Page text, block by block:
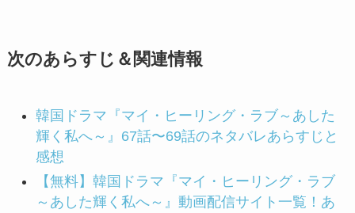
次のあらすじ＆関連情報
韓国ドラマ『マイ・ヒーリング・ラブ～あした
輝く私へ～』67話〜69話のネタバレあらすじと
感想
【無料】韓国ドラマ『マイ・ヒーリング・ラブ
～あした輝く私へ～』動画配信サイト一覧！あ